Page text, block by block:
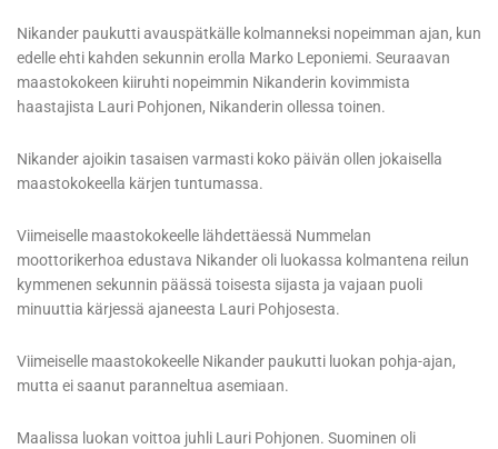
Nikander paukutti avauspätkälle kolmanneksi nopeimman ajan, kun
edelle ehti kahden sekunnin erolla Marko Leponiemi. Seuraavan
maastokokeen kiiruhti nopeimmin Nikanderin kovimmista
haastajista Lauri Pohjonen, Nikanderin ollessa toinen.
Nikander ajoikin tasaisen varmasti koko päivän ollen jokaisella
maastokokeella kärjen tuntumassa.
Viimeiselle maastokokeelle lähdettäessä Nummelan
moottorikerhoa edustava Nikander oli luokassa kolmantena reilun
kymmenen sekunnin päässä toisesta sijasta ja vajaan puoli
minuuttia kärjessä ajaneesta Lauri Pohjosesta.
Viimeiselle maastokokeelle Nikander paukutti luokan pohja-ajan,
mutta ei saanut paranneltua asemiaan.
Maalissa luokan voittoa juhli Lauri Pohjonen. Suominen oli